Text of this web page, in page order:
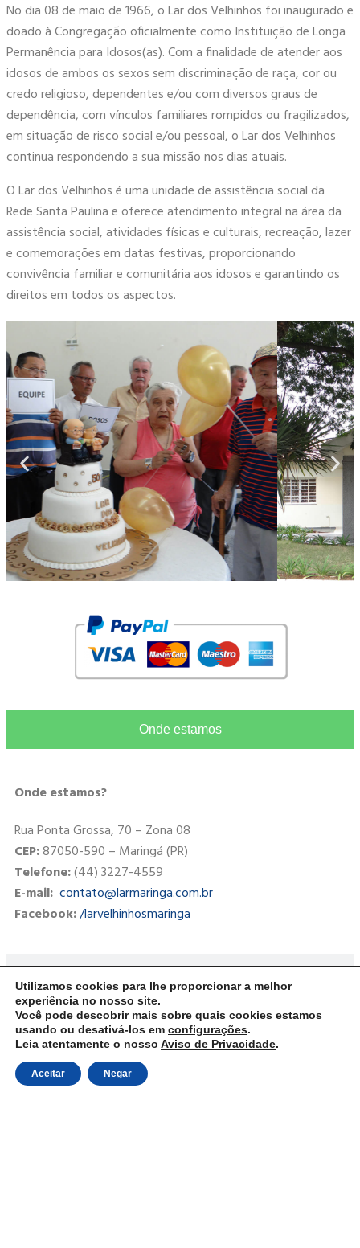
No dia 08 de maio de 1966, o Lar dos Velhinhos foi inaugurado e
doado à Congregação oficialmente como Instituição de Longa
Permanência para Idosos(as). Com a finalidade de atender aos
idosos de ambos os sexos sem discriminação de raça, cor ou
credo religioso, dependentes e/ou com diversos graus de
dependência, com vínculos familiares rompidos ou fragilizados,
em situação de risco social e/ou pessoal, o Lar dos Velhinhos
continua respondendo a sua missão nos dias atuais.
O Lar dos Velhinhos é uma unidade de assistência social da
Rede Santa Paulina e oferece atendimento integral na área da
assistência social, atividades físicas e culturais, recreação, lazer
e comemorações em datas festivas, proporcionando
convivência familiar e comunitária aos idosos e garantindo os
direitos em todos os aspectos.
Onde estamos
Transparência
Onde estamos?
Rua Ponta Grossa, 70 – Zona 08
CEP:87050-590 – Maringá (PR)
Telefone:(44) 3227-4559
E-mail: contato@larmaringa.com.br
Facebook:/larvelhinhosmaringa
Utilizamos cookies para lhe proporcionar a melhor
experiência no nosso site.
Você pode descobrir mais sobre quais cookies estamos
usando ou desativá-los em configurações.
Leia atentamente o nosso Aviso de Privacidade.
Aceitar Negar